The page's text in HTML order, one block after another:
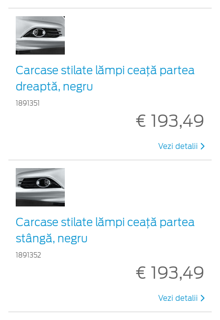
Carcase stilate lămpi ceaţă partea
dreaptă, negru
1891351
€ 193,49
Vezi detalii
Carcase stilate lămpi ceaţă partea
stângă, negru
1891352
€ 193,49
Vezi detalii